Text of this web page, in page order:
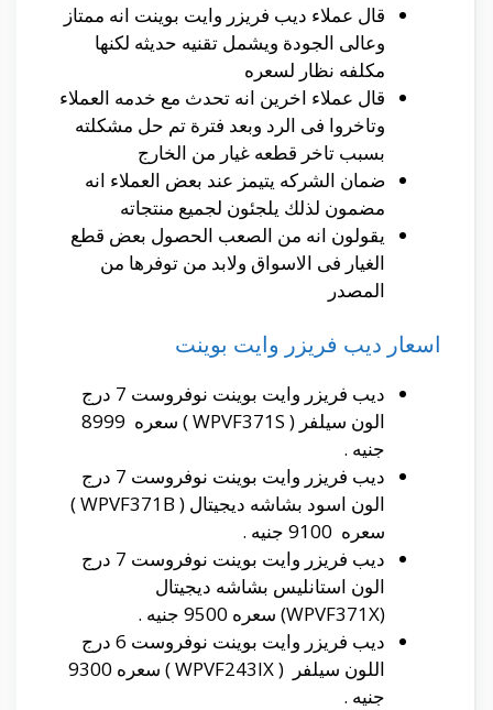
قال عملاء ديب فريزر وايت بوينت انه ممتاز
وعالى الجودة ويشمل تقنيه حديثه لكنها
مكلفه نظار لسعره
قال عملاء اخرين انه تحدث مع خدمه العملاء
وتاخروا فى الرد وبعد فترة تم حل مشكلته
بسبب تاخر قطعه غيار من الخارج
ضمان الشركه يتيمز عند بعض العملاء انه
مضمون لذلك يلجئون لجميع منتجاته
يقولون انه من الصعب الحصول بعض قطع
الغيار فى الاسواق ولابد من توفرها من
المصدر
اسعار ديب فريزر وايت بوينت
ديب فريزر وايت بوينت نوفروست 7 درج
الون سيلفر ( WPVF371S ) سعره 8999
جنيه .
ديب فريزر وايت بوينت نوفروست 7 درج
الون اسود بشاشه ديجيتال ( WPVF371B )
سعره 9100 جنيه .
ديب فريزر وايت بوينت نوفروست 7 درج
الون استانليس بشاشه ديجيتال
(WPVF371X) سعره 9500 جنيه .
ديب فريزر وايت بوينت نوفروست 6 درج
اللون سيلفر ( WPVF243IX ) سعره 9300
جنيه .